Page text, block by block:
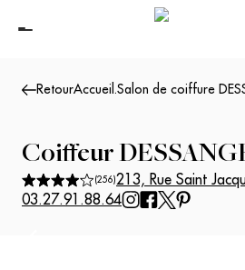
RetourAccueil .Salon de coiffure
Coiffeur
(256)213, Rue Saint
03.27.91.88.64